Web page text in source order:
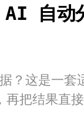
AI 自动
？这是一套
再把结果直接